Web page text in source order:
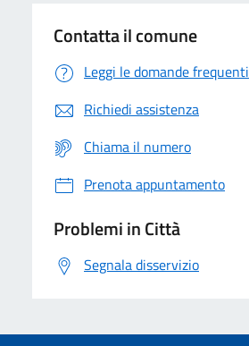
Contatta il comune
Leggi le domande frequenti
Richiedi assistenza
Chiama il numero
Prenota appuntamento
Problemi in Città
Segnala disservizio